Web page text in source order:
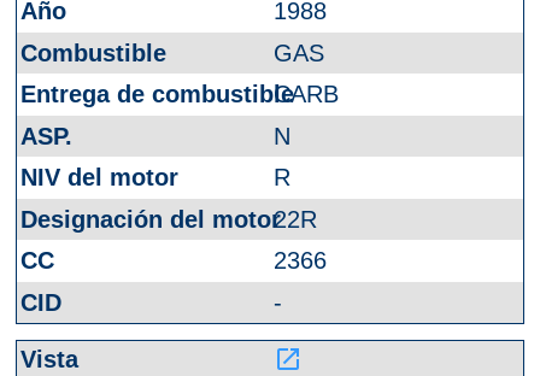
1988
GAS
CARB
N
R
22R
2366
-
launch